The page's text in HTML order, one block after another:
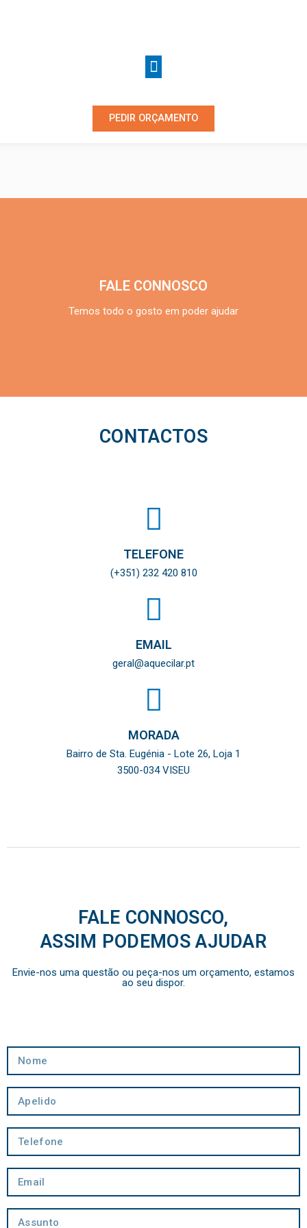
PEDIR ORÇAMENTO
FALE CONNOSCO
Temos todo o gosto em poder ajudar
CONTACTOS
TELEFONE
(+351) 232 420 810
EMAIL
geral@aquecilar.pt
MORADA
Bairro de Sta. Eugénia - Lote 26, Loja 1
3500-034 VISEU
FALE CONNOSCO,
ASSIM PODEMOS AJUDAR
Envie-nos uma questão ou peça-nos um orçamento, estamos
ao seu dispor.